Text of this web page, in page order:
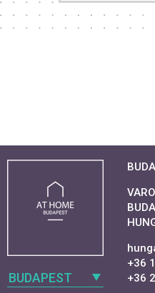
BUDAPEST
+36
+36